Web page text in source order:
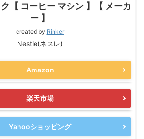
【 コーヒー マシン 】【 メーカ
ー 】
created by Rinker
Nestle(ネスレ)
Amazon
楽天市場
Yahooショッピング